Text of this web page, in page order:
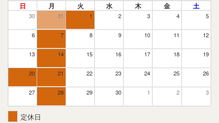
日 月 火 水 木 金 土
30 31 1 2 3 4 5
6 7 8 9 10 11 12
13 14 15 16 17 18 19
20 21 22 23 24 25 26
27 28 29 30 1 2 3
定休日